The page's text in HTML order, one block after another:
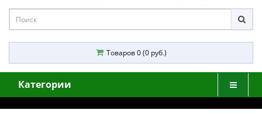
Товаров 0 (0 руб.)
Категории